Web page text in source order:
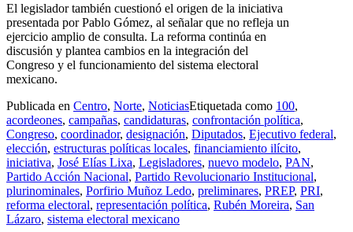
El legislador también cuestionó el origen de la iniciativa
presentada por Pablo Gómez, al señalar que no refleja un
ejercicio amplio de consulta. La reforma continúa en
discusión y plantea cambios en la integración del
Congreso y el funcionamiento del sistema electoral
mexicano.
Publicada en Centro, Norte, NoticiasEtiquetada como 100,
acordeones, campañas, candidaturas, confrontación política,
Congreso, coordinador, designación, Diputados, Ejecutivo federal,
elección, estructuras políticas locales, financiamiento ilícito,
iniciativa, José Elías Lixa, Legisladores, nuevo modelo, PAN,
Partido Acción Nacional, Partido Revolucionario Institucional,
plurinominales, Porfirio Muñoz Ledo, preliminares, PREP, PRI,
reforma electoral, representación política, Rubén Moreira, San
Lázaro, sistema electoral mexicano